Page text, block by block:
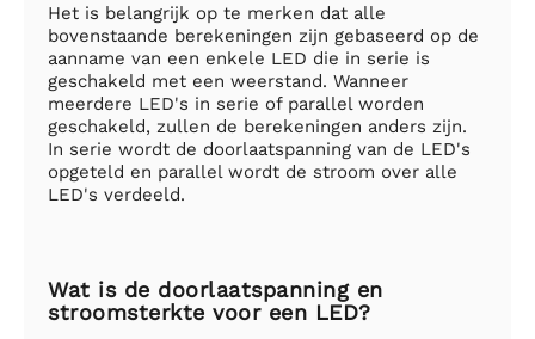
Het is belangrijk op te merken dat alle
bovenstaande berekeningen zijn gebaseerd op de
aanname van een enkele LED die in serie is
geschakeld met een weerstand. Wanneer
meerdere LED's in serie of parallel worden
geschakeld, zullen de berekeningen anders zijn.
In serie wordt de doorlaatspanning van de LED's
opgeteld en parallel wordt de stroom over alle
LED's verdeeld.
Wat is de doorlaatspanning en
stroomsterkte voor een LED?